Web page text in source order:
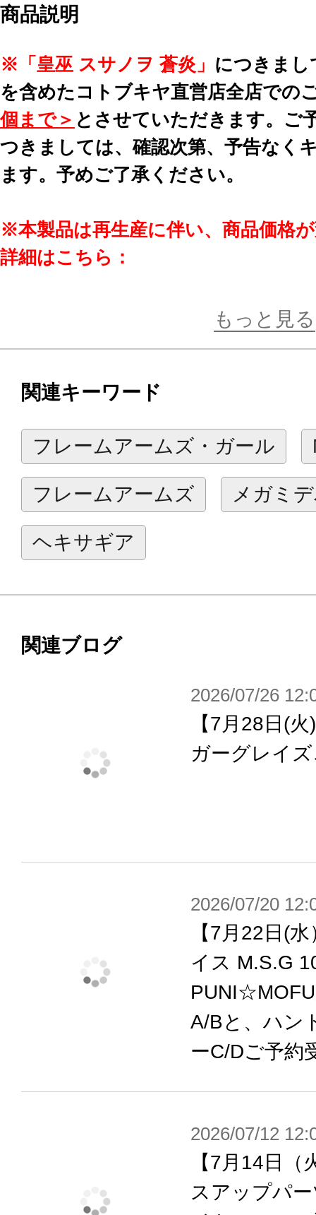
商品説明
※「皇巫 スサノヲ 蒼炎」 につきま
を含めたコトブキヤ直営店全店での
個まで＞ とさせていただきます。ご
つきましては、確認次第、予告なく
ます。予めご了承ください。
※本製品は再生産に伴い、商品価格
詳細はこちら：
場！
（ソウエン）』！！
完全新規ボディと豊富な武装でご好
に大小様々なエフェクトパーツを盛
鮮やかな青と白の成形色はノーマル
全身から噴き出したかのような蒼き
留まらないプレーバリューをご提供
デザインは朱羅、皇巫シリーズの
浅井真紀氏設計による“マシニーカ”
【付属品/ギミック】
するためのジョイントパーツ類を新
・Nidy-2D-氏によって新たに描き起
細なアイプリントとして落とし込ん
・皇巫スサノヲと同じく、ボリュー
素体をお楽しみいただけます。
でパーツを装着できます。
・「インセインモード」「ブルータ
パーツを組み替えにより大きく形状
もっと見る
関連キーワード
フレームアームズ・ガール
フレームアームズ メガミ
ヘキサギア
関連ブログ
2026/07/26
【7月28日(
ガーグレイ
2026/07/20
【7月22日(
イス M.S.G
A/Bと、ハン
ーC/Dご予約
2026/07/12
【7月14日
スアップパ